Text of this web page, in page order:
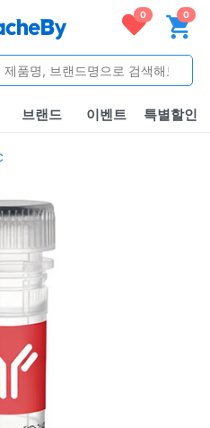
0 0
브랜드 이벤트 특별할인